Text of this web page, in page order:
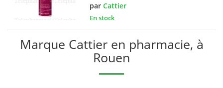
parCattier
En stock
Marque Cattier en pharmacie, à
Rouen